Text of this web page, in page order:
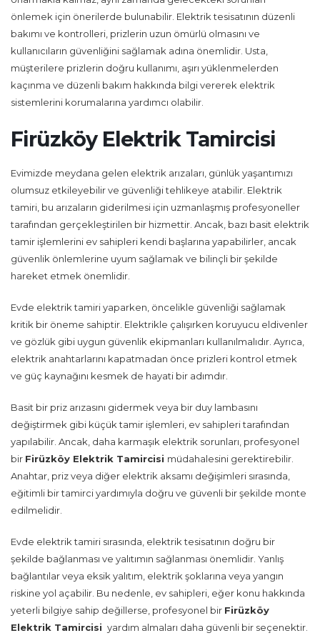
önlemek için önerilerde bulunabilir. Elektrik tesisatının düzenli
bakımı ve kontrolleri, prizlerin uzun ömürlü olmasını ve
kullanıcıların güvenliğini sağlamak adına önemlidir. Usta,
müşterilere prizlerin doğru kullanımı, aşırı yüklenmelerden
kaçınma ve düzenli bakım hakkında bilgi vererek elektrik
sistemlerini korumalarına yardımcı olabilir.
Firüzköy Elektrik Tamircisi
Evimizde meydana gelen elektrik arızaları, günlük yaşantımızı
olumsuz etkileyebilir ve güvenliği tehlikeye atabilir. Elektrik
tamiri, bu arızaların giderilmesi için uzmanlaşmış profesyoneller
tarafından gerçekleştirilen bir hizmettir. Ancak, bazı basit elektrik
tamir işlemlerini ev sahipleri kendi başlarına yapabilirler, ancak
güvenlik önlemlerine uyum sağlamak ve bilinçli bir şekilde
hareket etmek önemlidir.
Evde elektrik tamiri yaparken, öncelikle güvenliği sağlamak
kritik bir öneme sahiptir. Elektrikle çalışırken koruyucu eldivenler
ve gözlük gibi uygun güvenlik ekipmanları kullanılmalıdır. Ayrıca,
elektrik anahtarlarını kapatmadan önce prizleri kontrol etmek
ve güç kaynağını kesmek de hayati bir adımdır.
Basit bir priz arızasını gidermek veya bir duy lambasını
değiştirmek gibi küçük tamir işlemleri, ev sahipleri tarafından
yapılabilir. Ancak, daha karmaşık elektrik sorunları, profesyonel
bir Firüzköy Elektrik Tamircisi müdahalesini gerektirebilir.
Anahtar, priz veya diğer elektrik aksamı değişimleri sırasında,
eğitimli bir tamirci yardımıyla doğru ve güvenli bir şekilde monte
edilmelidir.
Evde elektrik tamiri sırasında, elektrik tesisatının doğru bir
şekilde bağlanması ve yalıtımın sağlanması önemlidir. Yanlış
bağlantılar veya eksik yalıtım, elektrik şoklarına veya yangın
riskine yol açabilir. Bu nedenle, ev sahipleri, eğer konu hakkında
yeterli bilgiye sahip değillerse, profesyonel bir Firüzköy
Elektrik Tamircisi yardım almaları daha güvenli bir seçenektir.